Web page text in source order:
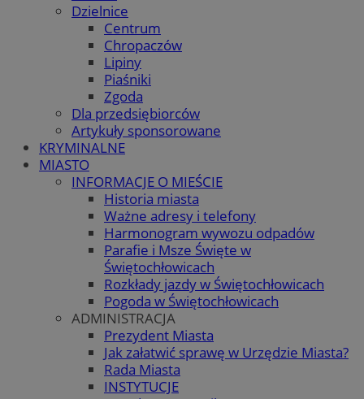
Dzielnice
Centrum
Chropaczów
Lipiny
Piaśniki
Zgoda
Dla przedsiębiorców
Artykuły sponsorowane
KRYMINALNE
MIASTO
INFORMACJE O MIEŚCIE
Historia miasta
Ważne adresy i telefony
Harmonogram wywozu odpadów
Parafie i Msze Święte w
Świętochłowicach
Rozkłady jazdy w Świętochłowicach
Pogoda w Świętochłowicach
ADMINISTRACJA
Prezydent Miasta
Jak załatwić sprawę w Urzędzie Miasta?
Rada Miasta
INSTYTUCJE